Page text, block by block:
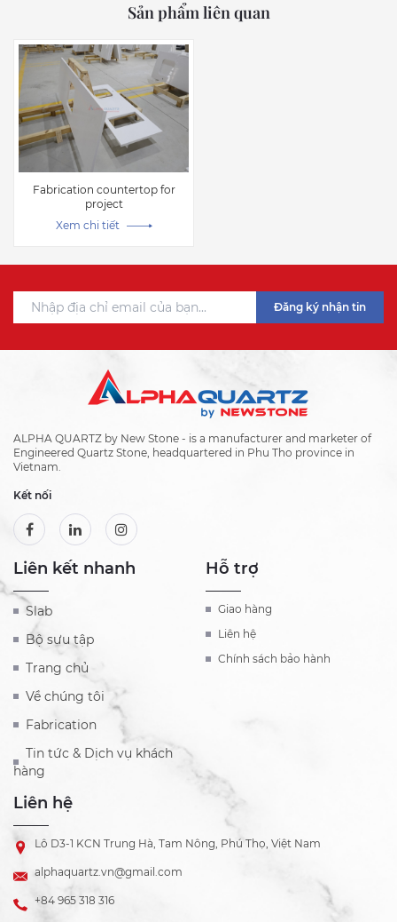
Sản phẩm liên quan
Fabrication countertop for
project
Xem chi tiết
Đăng ký nhận tin
ALPHA QUARTZ by New Stone - is a manufacturer and marketer of
Engineered Quartz Stone, headquartered in Phu Tho province in
Vietnam.
Kết nối
Liên kết nhanh
Slab
Bộ sưu tập
Trang chủ
Về chúng tôi
Fabrication
Tin tức & Dịch vụ khách
hàng
Hỗ trợ
Giao hàng
Liên hệ
Chính sách bảo hành
Liên hệ
Lô D3-1 KCN Trung Hà, Tam Nông, Phú Thọ, Việt Nam
alphaquartz.vn@gmail.com
+84 965 318 316